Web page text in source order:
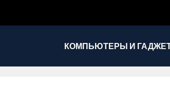
КОМПЬЮТЕРЫ И